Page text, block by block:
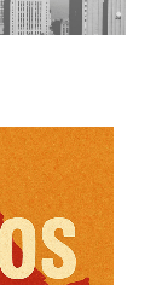
Sierra Leona
y negocios
programas
.